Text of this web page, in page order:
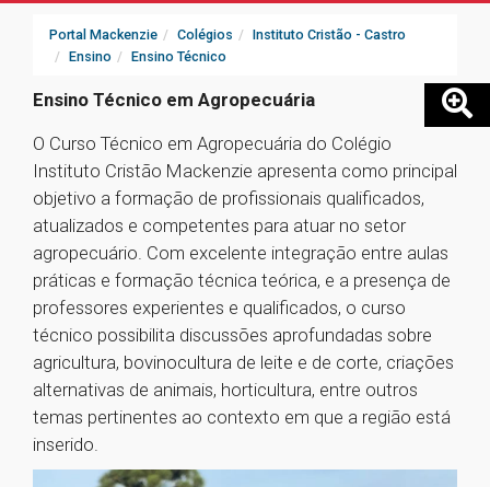
Portal Mackenzie Colégios
Instituto Cristão - Castro
Ensino
Ensino Técnico
Ensino Técnico em Agropecuária
O Curso Técnico em Agropecuária do Colégio
Instituto Cristão Mackenzie apresenta como principal
objetivo a formação de profissionais qualificados,
atualizados e competentes para atuar no setor
agropecuário. Com excelente integração entre aulas
práticas e formação técnica teórica, e a presença de
professores experientes e qualificados, o curso
técnico possibilita discussões aprofundadas sobre
agricultura, bovinocultura de leite e de corte, criações
alternativas de animais, horticultura, entre outros
temas pertinentes ao contexto em que a região está
inserido.